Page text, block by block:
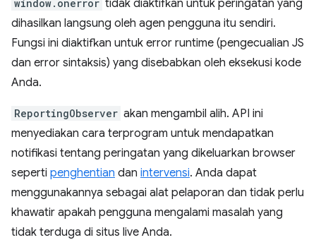
window.onerror tidak diaktifkan untuk peringatan yang
dihasilkan langsung oleh agen pengguna itu sendiri.
Fungsi ini diaktifkan untuk error runtime (pengecualian JS
dan error sintaksis) yang disebabkan oleh eksekusi kode
Anda.
ReportingObserver akan mengambil alih. API ini
menyediakan cara terprogram untuk mendapatkan
notifikasi tentang peringatan yang dikeluarkan browser
seperti penghentian dan intervensi. Anda dapat
menggunakannya sebagai alat pelaporan dan tidak perlu
khawatir apakah pengguna mengalami masalah yang
tidak terduga di situs live Anda.